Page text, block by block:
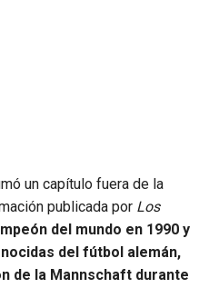
un capítulo fuera de la
publicada por Los
del mundo en 1990 y
del fútbol alemán,
de la Mannschaft durante